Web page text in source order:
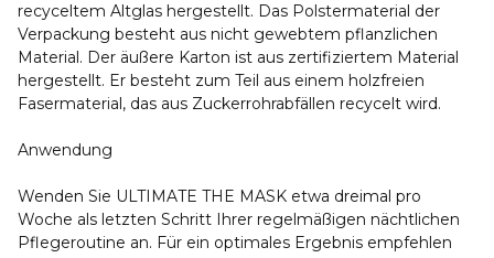
recyceltem Altglas hergestellt. Das Polstermaterial der
Verpackung besteht aus nicht gewebtem pflanzlichen
Material. Der äußere Karton ist aus zertifiziertem Material
hergestellt. Er besteht zum Teil aus einem holzfreien
Fasermaterial, das aus Zuckerrohrabfällen recycelt wird.
Anwendung
Wenden Sie ULTIMATE THE MASK etwa dreimal pro
Woche als letzten Schritt Ihrer regelmäßigen nächtlichen
Pflegeroutine an. Für ein optimales Ergebnis empfehlen